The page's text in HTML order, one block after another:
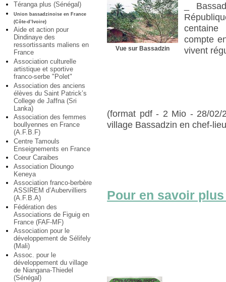
Téranga plus (Sénégal)
Union bassadzinoise en France
(Côte-d’Ivoire)
Aide et action pour
Dindinaye des
ressortissants maliens en
France
Association culturelle
artistique et sportive
franco-serbe "Polet"
Association des anciens
élèves du Saint Patrick’s
College de Jaffna (Sri
Lanka)
Association des femmes
boullyennes en France
(A.F.B.F)
Centre Tamouls
Enseignements en France
Coeur Caraibes
Association Dioungo
Keneya
Association franco-berbère
ASSIREM d’Aubervilliers
(A.F.B.A)
Fédération des
Associations de Figuig en
France (FAF-MF)
Association pour le
développement de Sélifely
(Mali)
Assoc. pour le
développement du village
de Niangana-Thiedel
(Sénégal)
Vue sur Bassadzin
_
compte
vivent
(format pdf - 2 Mio - 28/02/
village Bassadzin en chef-
Pour en savoir